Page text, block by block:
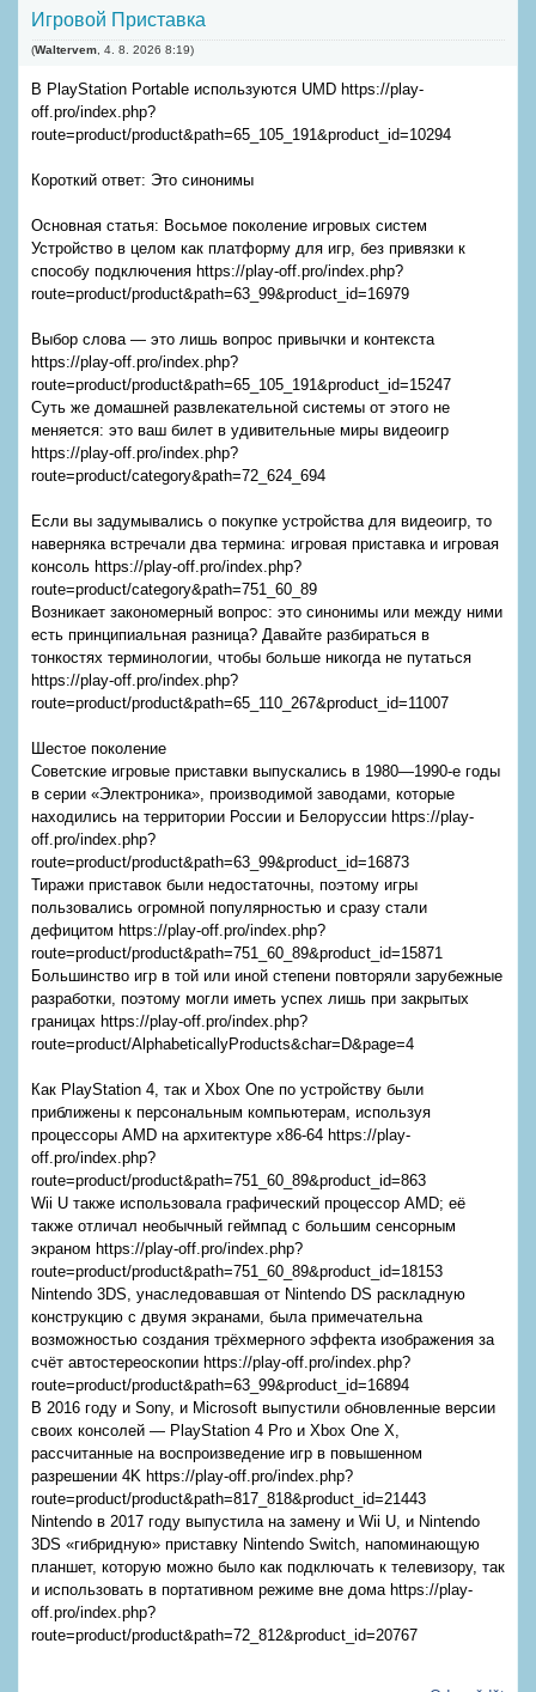
Игровой Приставка
(Waltervem 4. 8. 2026 8:19)
В PlayStation Portable используются UMD https://play-
off.pro/index.php?
route=product/product&path=65_105_191&product_id=10294
Короткий ответ: Это синонимы
Основная статья: Восьмое поколение игровых систем
Устройство в целом как платформу для игр, без привязки к
способу подключения https://play-off.pro/index.php?
route=product/product&path=63_99&product_id=16979
Выбор слова — это лишь вопрос привычки и контекста
https://play-off.pro/index.php?
route=product/product&path=65_105_191&product_id=15247
Суть же домашней развлекательной системы от этого не
меняется: это ваш билет в удивительные миры видеоигр
https://play-off.pro/index.php?
route=product/category&path=72_624_694
Если вы задумывались о покупке устройства для видеоигр, то
наверняка встречали два термина: игровая приставка и игровая
консоль https://play-off.pro/index.php?
route=product/category&path=751_60_89
Возникает закономерный вопрос: это синонимы или между ними
есть принципиальная разница? Давайте разбираться в
тонкостях терминологии, чтобы больше никогда не путаться
https://play-off.pro/index.php?
route=product/product&path=65_110_267&product_id=11007
Шестое поколение
Советские игровые приставки выпускались в 1980—1990-е годы
в серии «Электроника», производимой заводами, которые
находились на территории России и Белоруссии https://play-
off.pro/index.php?
route=product/product&path=63_99&product_id=16873
Тиражи приставок были недостаточны, поэтому игры
пользовались огромной популярностью и сразу стали
дефицитом https://play-off.pro/index.php?
route=product/product&path=751_60_89&product_id=15871
Большинство игр в той или иной степени повторяли зарубежные
разработки, поэтому могли иметь успех лишь при закрытых
границах https://play-off.pro/index.php?
route=product/AlphabeticallyProducts&char=D&page=4
Как PlayStation 4, так и Xbox One по устройству были
приближены к персональным компьютерам, используя
процессоры AMD на архитектуре x86-64 https://play-
off.pro/index.php?
route=product/product&path=751_60_89&product_id=863
Wii U также использовала графический процессор AMD; её
также отличал необычный геймпад с большим сенсорным
экраном https://play-off.pro/index.php?
route=product/product&path=751_60_89&product_id=18153
Nintendo 3DS, унаследовавшая от Nintendo DS раскладную
конструкцию с двумя экранами, была примечательна
возможностью создания трёхмерного эффекта изображения за
счёт автостереоскопии https://play-off.pro/index.php?
route=product/product&path=63_99&product_id=16894
В 2016 году и Sony, и Microsoft выпустили обновленные версии
своих консолей — PlayStation 4 Pro и Xbox One X,
рассчитанные на воспроизведение игр в повышенном
разрешении 4K https://play-off.pro/index.php?
route=product/product&path=817_818&product_id=21443
Nintendo в 2017 году выпустила на замену и Wii U, и Nintendo
3DS «гибридную» приставку Nintendo Switch, напоминающую
планшет, которую можно было как подключать к телевизору, так
и использовать в портативном режиме вне дома https://play-
off.pro/index.php?
route=product/product&path=72_812&product_id=20767